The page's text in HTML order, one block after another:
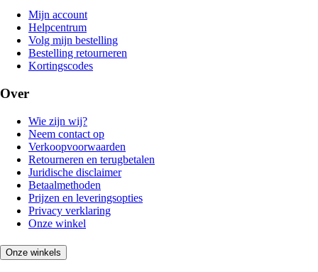
Mijn account
Helpcentrum
Volg mijn bestelling
Bestelling retourneren
Kortingscodes
Over
Wie zijn wij?
Neem contact op
Verkoopvoorwaarden
Retourneren en terugbetalen
Juridische disclaimer
Betaalmethoden
Prijzen en leveringsopties
Privacy verklaring
Onze winkel
Onze winkels